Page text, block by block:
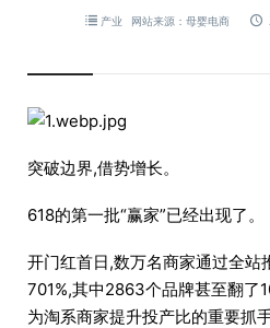
产业 网站来源：母婴电商
突破边界,借势增长。
618的第一批“赢家”已经出现了。
开门红首日,数万名商家通过全站
701%,其中2863个品牌甚至翻了
为淘系商家提升投产比的重要抓手